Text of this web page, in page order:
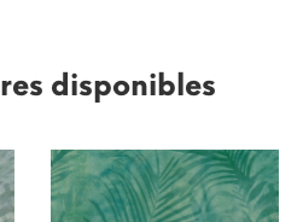
disponibles